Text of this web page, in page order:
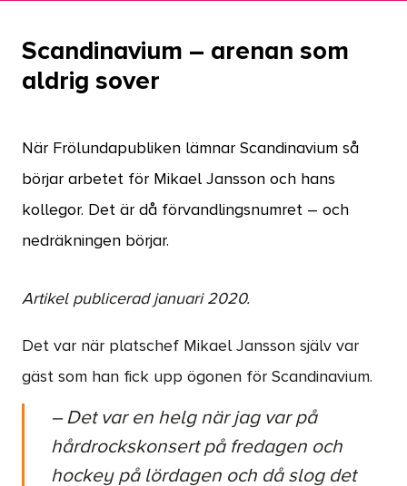
Scandinavium – arenan som
aldrig sover
När Frölundapubliken lämnar Scandinavium så
börjar arbetet för Mikael Jansson och hans
kollegor. Det är då förvandlingsnumret – och
nedräkningen börjar.
Artikel publicerad januari 2020.
Det var när platschef Mikael Jansson själv var
gäst som han fick upp ögonen för Scandinavium.
– Det var en helg när jag var på
hårdrockskonsert på fredagen och
hockey på lördagen och då slog det